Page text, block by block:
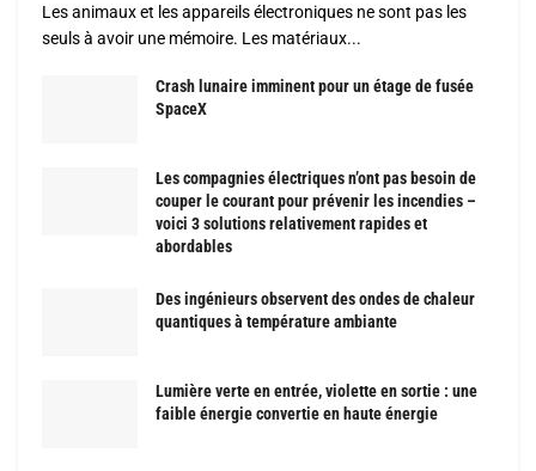
Les animaux et les appareils électroniques ne sont pas les
seuls à avoir une mémoire. Les matériaux...
Crash lunaire imminent pour un étage de fusée
SpaceX
Les compagnies électriques n’ont pas besoin de
couper le courant pour prévenir les incendies –
voici 3 solutions relativement rapides et
abordables
Des ingénieurs observent des ondes de chaleur
quantiques à température ambiante
Lumière verte en entrée, violette en sortie : une
faible énergie convertie en haute énergie